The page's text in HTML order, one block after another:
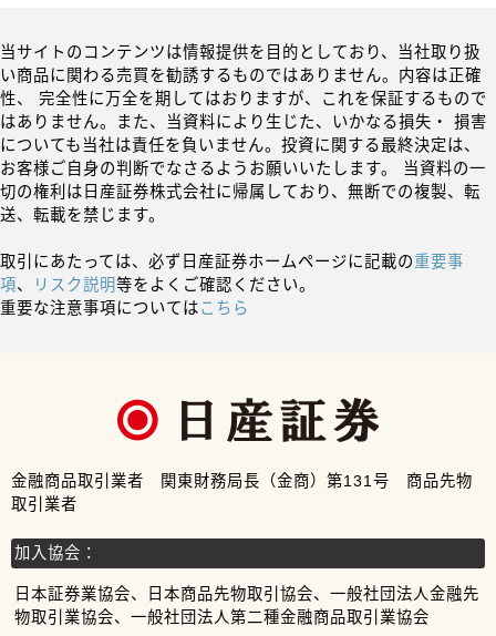
当サイトのコンテンツは情報提供を目的としており、当社取り扱
い商品に関わる売買を勧誘するものではありません。内容は正確
性、 完全性に万全を期してはおりますが、これを保証するもので
はありません。また、当資料により生じた、いかなる損失・ 損害
についても当社は責任を負いません。投資に関する最終決定は、
お客様ご自身の判断でなさるようお願いいたします。 当資料の一
切の権利は日産証券株式会社に帰属しており、無断での複製、転
送、転載を禁じます。
取引にあたっては、必ず日産証券ホームページに記載の重要事
項、 リスク説明等をよくご確認ください。
重要な注意事項についてはこちら
金融商品取引業者 関東財務局長（金商）第131号 商品先物
取引業者
加入協会：
日本証券業協会、日本商品先物取引協会、一般社団法人金融先
物取引業協会、一般社団法人第二種金融商品取引業協会